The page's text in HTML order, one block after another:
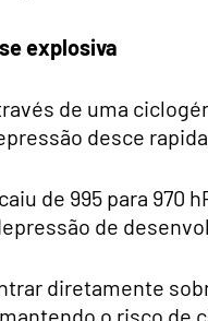
explosiva
de uma
desce
de 995 para 970
de
diretamente
o risco de